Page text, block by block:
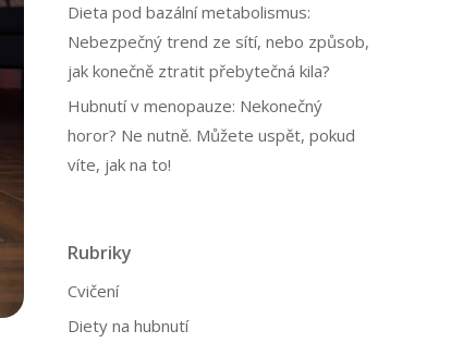
Dieta pod bazální metabolismus:
Nebezpečný trend ze sítí, nebo způsob,
jak konečně ztratit přebytečná kila?
Hubnutí v menopauze: Nekonečný
horor? Ne nutně. Můžete uspět, pokud
víte, jak na to!
Rubriky
Cvičení
Diety na hubnutí